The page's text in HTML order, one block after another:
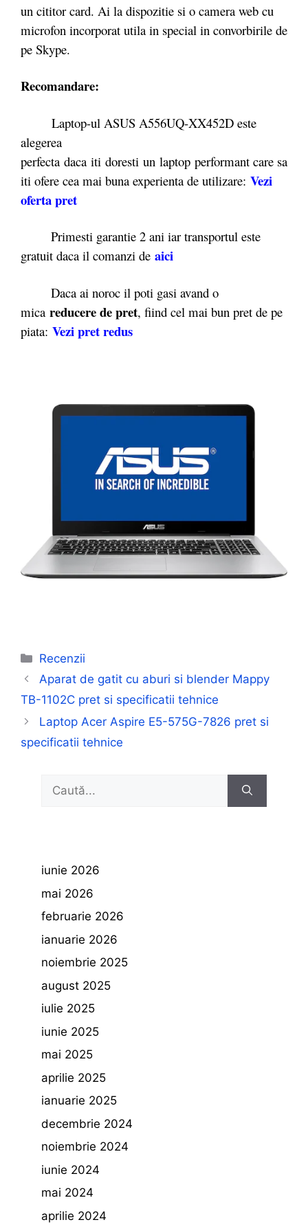
un cititor card. Ai la dispozitie si o camera web cu
microfon incorporat utila in special in convorbirile de
pe Skype.
Recomandare:
Laptop-ul ASUS A556UQ-XX452D este
alegerea
perfecta daca iti doresti un laptop performant care sa
iti ofere cea mai buna experienta de utilizare: Vezi
oferta pret
Primesti garantie 2 ani iar transportul este
gratuit daca il comanzi de aici
Daca ai noroc il poti gasi avand o
mica reducere de pret, fiind cel mai bun pret de pe
piata: Vezi pret redus
Categorii
Recenzii
Aparat de gatit cu aburi si blender Mappy
TB-1102C pret si specificatii tehnice
Laptop Acer Aspire E5-575G-7826 pret si
specificatii tehnice
Caută
iunie 2026
mai 2026
februarie 2026
ianuarie 2026
noiembrie 2025
august 2025
iulie 2025
iunie 2025
mai 2025
aprilie 2025
ianuarie 2025
decembrie 2024
noiembrie 2024
iunie 2024
mai 2024
aprilie 2024